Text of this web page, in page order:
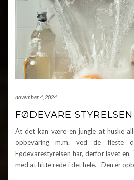
november 4, 2024
FØDEVARE
At det kan være en jungle at huske
opbevaring m.m. ved de fleste
Fødevarestyrelsen har, derfor lavet en
med at hitte rede i det hele. Den er